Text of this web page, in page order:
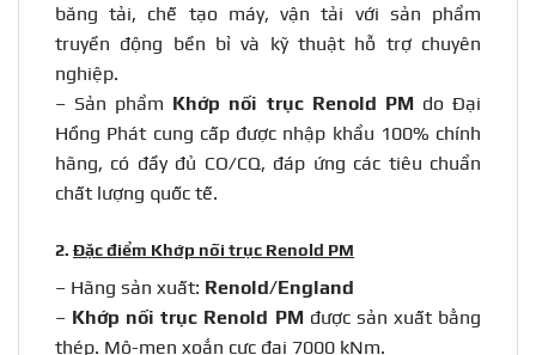
băng tải, chế tạo máy, vận tải với sản phẩm
truyền động bền bỉ và kỹ thuật hỗ trợ chuyên
nghiệp.
– Sản phẩm Khớp nối trụcRenold PM do Đại
Hồng Phát cung cấp được nhập khẩu 100% chính
hãng, có đầy đủ CO/CQ, đáp ứng các tiêu chuẩn
chất lượng quốc tế.
2. Đặc điểm Khớp nối trục Renold PM
– Hãng sản xuất: Renold/England
– Khớp nối trục Renold PMđược sản xuất bằng
thép. Mô-men xoắn cực đại 7000 kNm.